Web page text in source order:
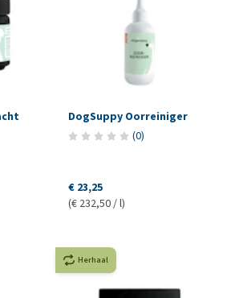
DogSuppy Oorreiniger
(0)
€ 23,25
(€ 232,50 / l)
Herhaal